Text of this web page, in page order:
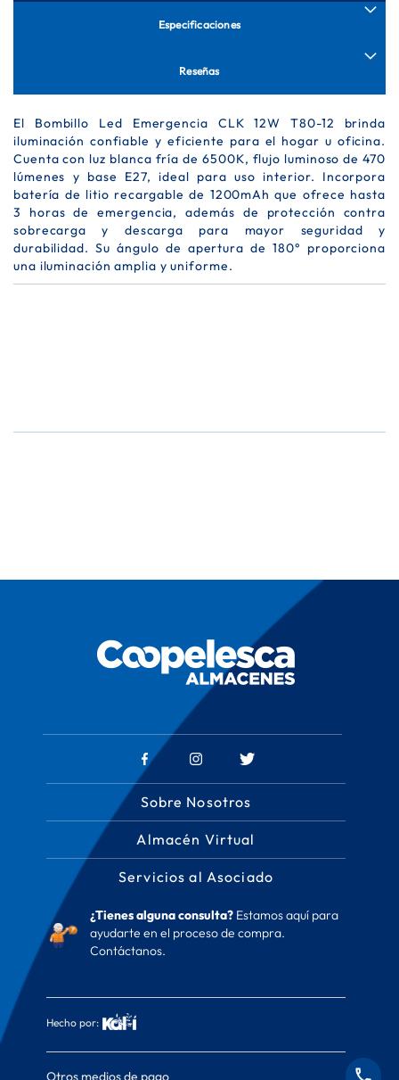
El Bombillo Led Emergencia CLK 12W T80-12 brinda
iluminación confiable y eficiente para el hogar u oficina.
Cuenta con luz blanca fría de 6500K, flujo luminoso de 470
lúmenes y base E27, ideal para uso interior. Incorpora
batería de litio recargable de 1200mAh que ofrece hasta
3 horas de emergencia, además de protección contra
sobrecarga y descarga para mayor seguridad y
durabilidad. Su ángulo de apertura de 180° proporciona
una iluminación amplia y uniforme.
Especificaciones
Reseñas
Sobre Nosotros
Almacén Virtual
Servicios al Asociado
¿Tienes alguna consulta?Estamos aquí para
ayudarte en el proceso de compra.
Contáctanos.
Hecho por:
Otros medios de pago